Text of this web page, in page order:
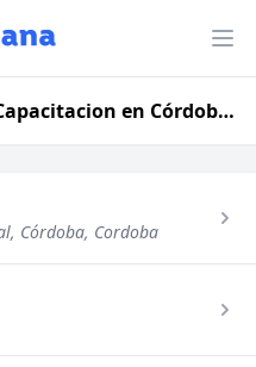
Institutos de Enseñanza y Capacitacion en Córdoba, Cordoba
Córdoba, Cordoba